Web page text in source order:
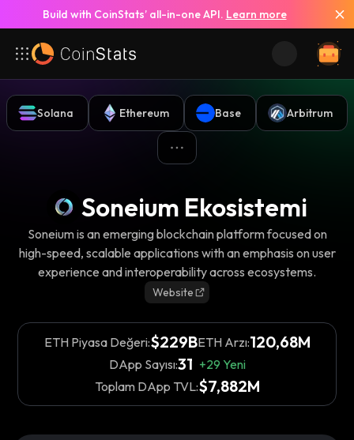
Build with CoinStats’ all-in-one API. Learn more
Solana Ethereum Base Arbitrum
Soneium Ekosistemi
Soneium is an emerging blockchain platform focused on
high-speed, scalable applications with an emphasis on user
experience and interoperability across ecosystems.
Website
ETH Piyasa Değeri:$229BETH Arzı:120,68M
DApp Sayısı:31 +29 Yeni
Toplam DApp TVL:$7,882M